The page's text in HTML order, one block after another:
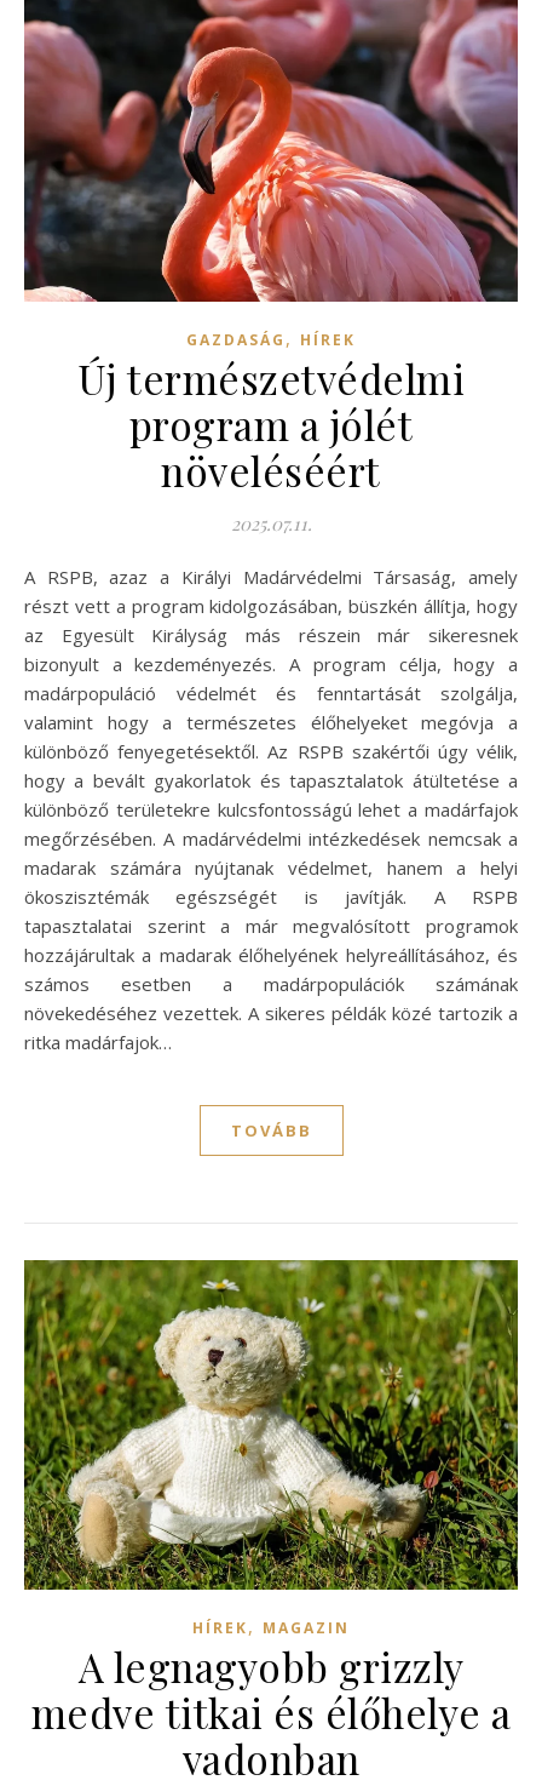
GAZDASÁG , HÍREK
Új természetvédelmi
program a jólét
növeléséért
2025.07.11.
A RSPB, azaz a Királyi Madárvédelmi Társaság, amely
részt vett a program kidolgozásában, büszkén állítja, hogy
az Egyesült Királyság más részein már sikeresnek
bizonyult a kezdeményezés. A program célja, hogy a
madárpopuláció védelmét és fenntartását szolgálja,
valamint hogy a természetes élőhelyeket megóvja a
különböző fenyegetésektől. Az RSPB szakértői úgy vélik,
hogy a bevált gyakorlatok és tapasztalatok átültetése a
különböző területekre kulcsfontosságú lehet a madárfajok
megőrzésében. A madárvédelmi intézkedések nemcsak a
madarak számára nyújtanak védelmet, hanem a helyi
ökoszisztémák egészségét is javítják. A RSPB
tapasztalatai szerint a már megvalósított programok
hozzájárultak a madarak élőhelyének helyreállításához, és
számos esetben a madárpopulációk számának
növekedéséhez vezettek. A sikeres példák közé tartozik a
ritka madárfajok…
TOVÁBB
HÍREK, MAGAZIN
A legnagyobb grizzly
medve titkai és élőhelye a
vadonban